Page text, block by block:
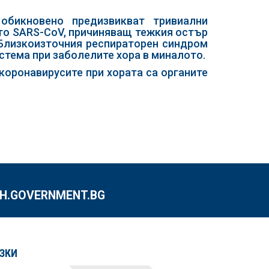
предизвикват тривиални
SARS-CoV, причиняващ тежкия остър
респираторен синдром
при заболелите хора в миналото.
при хората са органите